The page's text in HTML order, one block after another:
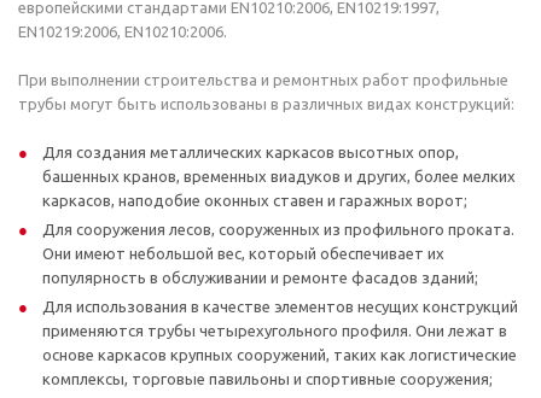
европейскими стандартами EN10210:2006, EN10219:1997,
EN10219:2006, EN10210:2006.
При выполнении строительства и ремонтных работ профильные
трубы могут быть использованы в различных видах конструкций:
Для создания металлических каркасов высотных опор,
башенных кранов, временных виадуков и других, более мелких
каркасов, наподобие оконных ставен и гаражных ворот;
Для сооружения лесов, сооруженных из профильного проката.
Они имеют небольшой вес, который обеспечивает их
популярность в обслуживании и ремонте фасадов зданий;
Для использования в качестве элементов несущих конструкций
применяются трубы четырехугольного профиля. Они лежат в
основе каркасов крупных сооружений, таких как логистические
комплексы, торговые павильоны и спортивные сооружения;